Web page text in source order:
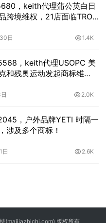
，keith代理蒲公英白日
跨境维权，21店面临TRO
日 1.4K
，keith代理USOPC 美
和残奥运动发起商标维
2.0K
，户外品牌YETI 时隔一
涉及多个商标！
日 2.6K
(maijiazhichi.com) 版权所有